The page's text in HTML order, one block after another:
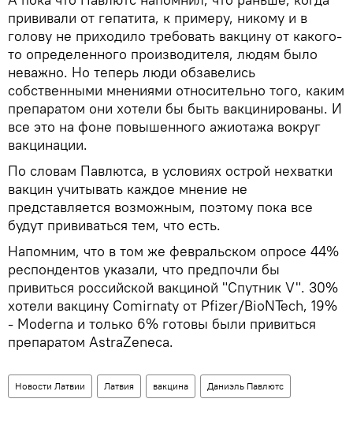
прививали от гепатита, к примеру, никому и в
голову не приходило требовать вакцину от какого-
то определенного производителя, людям было
неважно. Но теперь люди обзавелись
собственными мнениями относительно того, каким
препаратом они хотели бы быть вакцинированы. И
все это на фоне повышенного ажиотажа вокруг
вакцинации.
По словам Павлютса, в условиях острой нехватки
вакцин учитывать каждое мнение не
представляется возможным, поэтому пока все
будут прививаться тем, что есть.
Напомним, что в том же февральском опросе 44%
респондентов указали, что предпочли бы
привиться российской вакциной "Спутник V". 30%
хотели вакцину Comirnaty от Pfizer/BioNTech, 19%
- Moderna и только 6% готовы были привиться
препаратом AstraZeneca.
Новости Латвии Латвия вакцина Даниэль Павлютс